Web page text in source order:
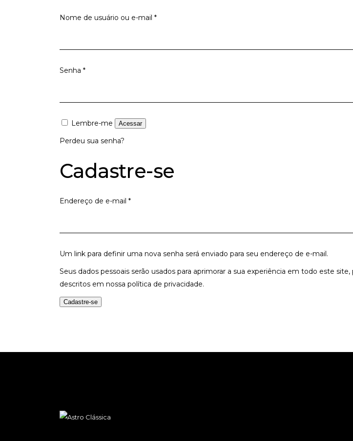
Nome de usuário ou e-mail *Obrigatório
Senha *Obrigatório
Lembre-me Acessar
Perdeu sua senha?
Cadastre-se
Endereço de e-mail *Obrigatório
Um link para definir uma nova senha será enviado para seu endereço de e-mail.
Seus dados pessoais serão usados para aprimorar a sua experiência em todo este
descritos em nossa política de privacidade.
Cadastre-se